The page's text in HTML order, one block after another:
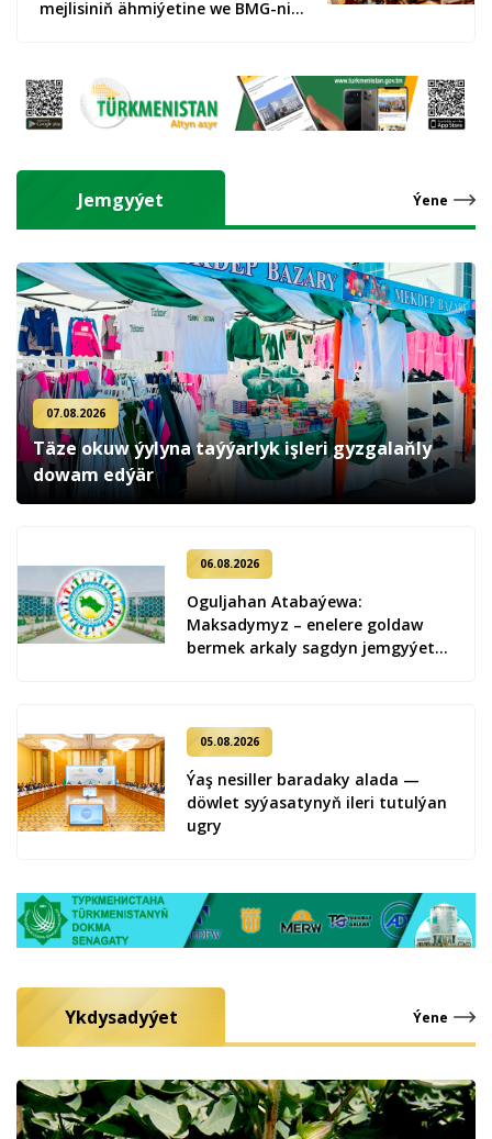
mejlisiniň ähmiýetine we BMG-niň
maslahat geçirildi
Jemgyýet Ýene
07.08.2026
Täze okuw ýylyna taýýarlyk işleri gyzgalaňly
dowam edýär
06.08.2026
Oguljahan Atabaýewa:
Maksadymyz – enelere goldaw
bermek arkaly sagdyn jemgyýeti
05.08.2026
Ýaş ne­sil­ler ba­ra­da­ky ala­da —
döw­let sy­ýa­sa­ty­nyň ile­ri tu­tul­ýan
ug­ry
Ykdysadyýet Ýene